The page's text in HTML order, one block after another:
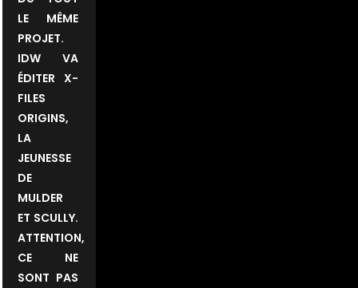
LE MÊME
PROJET.
IDW VA
ÉDITER X-
FILES
ORIGINS,
LA
JEUNESSE
DE
MULDER
ET SCULLY.
ATTENTION,
CE NE
SONT PAS